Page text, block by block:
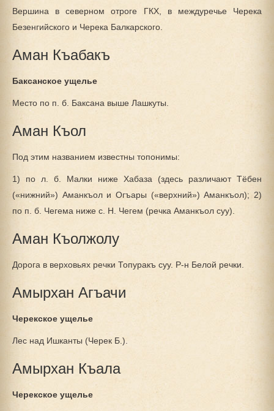
Вершина в северном отроге ГКХ, в междуречье Черека
Безенгийского и Черека Балкарского.
Аман Къабакъ
Баксанское ущелье
Место по п. б. Баксана выше Лашкуты.
Аман Къол
Под этим названием известны топонимы:
1) по л. б. Малки ниже Хабаза (здесь различают Тёбен
(«нижний») Аманкъол и Огъары («верхний») Аманкъол); 2)
по п. б. Чегема ниже с. Н. Чегем (речка Аманкъол суу).
Аман Къолжолу
Дорога в верховьях речки Топуракъ суу. Р-н Белой речки.
Амырхан Агъачи
Черекское ущелье
Лес над Ишканты (Черек Б.).
Амырхан Къала
Черекское ущелье